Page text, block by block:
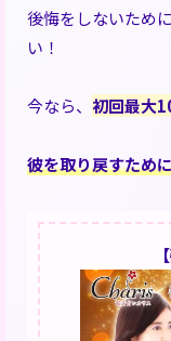
後悔をしないため
い！
今なら、 初回最大
彼を取り戻すため